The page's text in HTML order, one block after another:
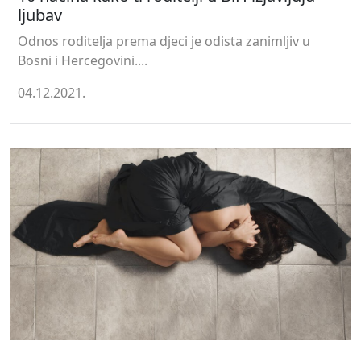
ljubav
Odnos roditelja prema djeci je odista zanimljiv u
Bosni i Hercegovini....
04.12.2021.